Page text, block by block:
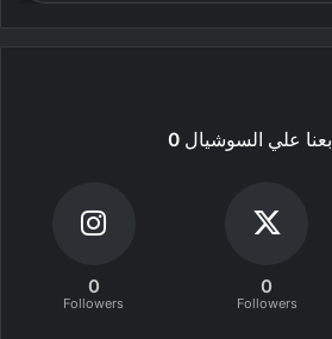
علي السوشيال0
0
Followers
0
Followers